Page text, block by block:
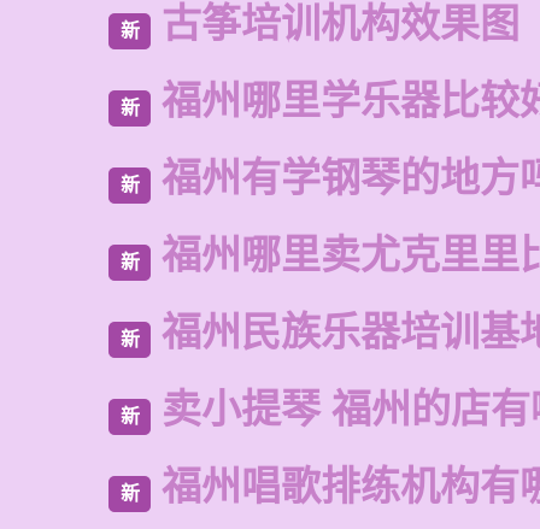
新 古筝培训机构效果图
新 福州哪里学乐器比较
新 福州有学钢琴的地方
新 福州哪里卖尤克里里
新 福州民族乐器培训基
新 卖小提琴 福州的店
新 福州唱歌排练机构有